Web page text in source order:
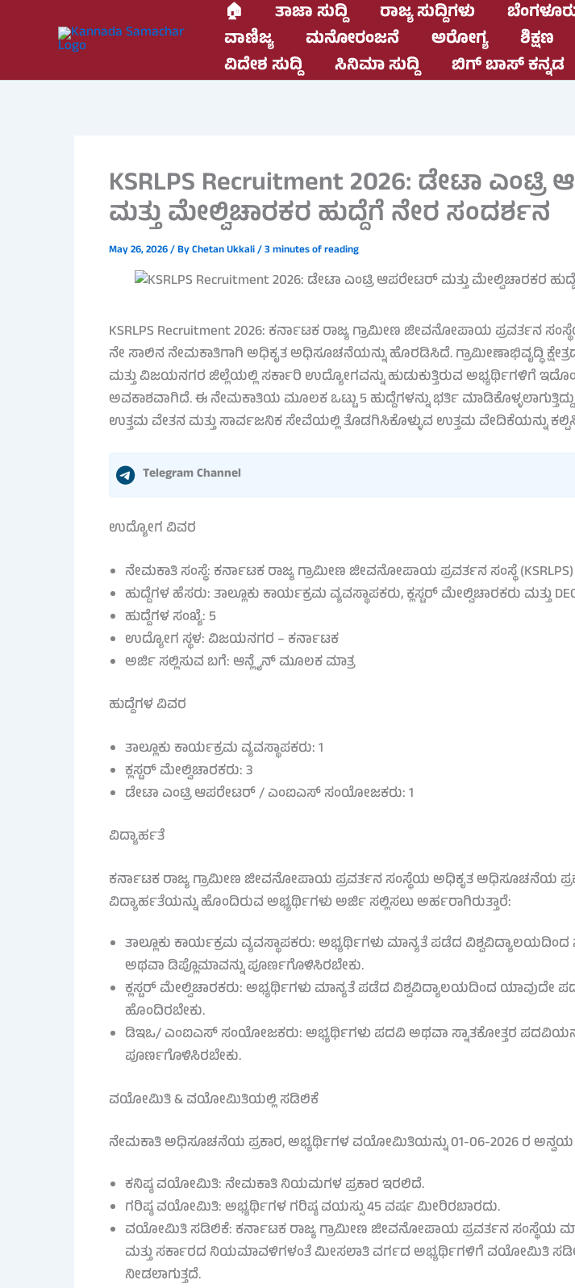
🏠 ತಾಜಾ ಸುದ್ದಿ ರಾಜ್ಯ ಸುದ್ದಿಗಳು
ವಾಣಿಜ್ಯ
ಮನೋರಂಜನೆ ಅರೋಗ್ಯ ಶಿಕ್ಷಣ
ವಿದೇಶ ಸುದ್ದಿ
ಸಿನಿಮಾ ಸುದ್ದಿ ಬಿಗ್ ಬಾಸ್ ಕನ್ನಡ
KSRLPS Recruitment 2026: ಡೇಟಾ
ಮತ್ತು ಮೇಲ್ವಿಚಾರಕರ ಹುದ್ದೆಗೆ ನೇರ ಸಂದರ್ಶನ
May 26, 2026/ ByChetan Ukkali/3 minutes of reading
KSRLPS Recruitment 2026: ಕರ್ನಾಟಕ ರಾಜ್ಯ ಗ್ರಾಮೀಣ ಜೀವನೋಪಾಯ ಪ್ರವರ್ತನ
ನೇ ಸಾಲಿನ ನೇಮಕಾತಿಗಾಗಿ ಅಧಿಕೃತ ಅಧಿಸೂಚನೆಯನ್ನು ಹೊರಡಿಸಿದೆ. ಗ್ರಾಮೀಣಾಭಿವೃದ್ಧಿ
ಮತ್ತು ವಿಜಯನಗರ ಜಿಲ್ಲೆಯಲ್ಲಿ ಸರ್ಕಾರಿ ಉದ್ಯೋಗವನ್ನು ಹುಡುಕುತ್ತಿರುವ ಅಭ್ಯರ್ಥಿಗಳಿಗೆ
ಅವಕಾಶವಾಗಿದೆ. ಈ ನೇಮಕಾತಿಯ ಮೂಲಕ ಒಟ್ಟು 5 ಹುದ್ದೆಗಳನ್ನು ಭರ್ತಿ
ಉತ್ತಮ ವೇತನ ಮತ್ತು ಸಾರ್ವಜನಿಕ ಸೇವೆಯಲ್ಲಿ ತೊಡಗಿಸಿಕೊಳ್ಳುವ ಉತ್ತಮ ವೇದಿಕೆಯನ್ನು
Telegram Channel
ಉದ್ಯೋಗ ವಿವರ
ನೇಮಕಾತಿ ಸಂಸ್ಥೆ: ಕರ್ನಾಟಕ ರಾಜ್ಯ ಗ್ರಾಮೀಣ ಜೀವನೋಪಾಯ ಪ್ರವರ್ತನ ಸಂಸ್ಥೆ (KSRLPS)
ಹುದ್ದೆಗಳ ಹೆಸರು: ತಾಲ್ಲೂಕು ಕಾರ್ಯಕ್ರಮ ವ್ಯವಸ್ಥಾಪಕರು, ಕ್ಲಸ್ಟರ್ ಮೇಲ್ವಿಚಾರಕರು ಮತ್ತು
ಹುದ್ದೆಗಳ ಸಂಖ್ಯೆ: 5
ಉದ್ಯೋಗ ಸ್ಥಳ: ವಿಜಯನಗರ – ಕರ್ನಾಟಕ
ಅರ್ಜಿ ಸಲ್ಲಿಸುವ ಬಗೆ: ಆನ್ಲೈನ್ ಮೂಲಕ ಮಾತ್ರ
ಹುದ್ದೆಗಳ ವಿವರ
ತಾಲ್ಲೂಕು ಕಾರ್ಯಕ್ರಮ ವ್ಯವಸ್ಥಾಪಕರು: 1
ಕ್ಲಸ್ಟರ್ ಮೇಲ್ವಿಚಾರಕರು: 3
ಡೇಟಾ ಎಂಟ್ರಿ ಆಪರೇಟರ್ / ಎಂಐಎಸ್ ಸಂಯೋಜಕರು: 1
ವಿದ್ಯಾರ್ಹತೆ
ಕರ್ನಾಟಕ ರಾಜ್ಯ ಗ್ರಾಮೀಣ ಜೀವನೋಪಾಯ ಪ್ರವರ್ತನ ಸಂಸ್ಥೆಯ ಅಧಿಕೃತ ಅಧಿಸೂಚನೆಯ
ವಿದ್ಯಾರ್ಹತೆಯನ್ನು ಹೊಂದಿರುವ ಅಭ್ಯರ್ಥಿಗಳು ಅರ್ಜಿ ಸಲ್ಲಿಸಲು ಅರ್ಹರಾಗಿರುತ್ತಾರೆ:
ತಾಲ್ಲೂಕು ಕಾರ್ಯಕ್ರಮ ವ್ಯವಸ್ಥಾಪಕರು: ಅಭ್ಯರ್ಥಿಗಳು ಮಾನ್ಯತೆ ಪಡೆದ ವಿಶ್ವವಿದ್ಯಾಲಯದಿಂದ
ಅಥವಾ ಡಿಪ್ಲೊಮಾವನ್ನು ಪೂರ್ಣಗೊಳಿಸಿರಬೇಕು.
ಕ್ಲಸ್ಟರ್ ಮೇಲ್ವಿಚಾರಕರು: ಅಭ್ಯರ್ಥಿಗಳು ಮಾನ್ಯತೆ ಪಡೆದ ವಿಶ್ವವಿದ್ಯಾಲಯದಿಂದ ಯಾವುದೇ
ಹೊಂದಿರಬೇಕು.
ಡಿಇಒ/ ಎಂಐಎಸ್ ಸಂಯೋಜಕರು: ಅಭ್ಯರ್ಥಿಗಳು ಪದವಿ ಅಥವಾ ಸ್ನಾತಕೋತ್ತರ
ಪೂರ್ಣಗೊಳಿಸಿರಬೇಕು.
ವಯೋಮಿತಿ & ವಯೋಮಿತಿಯಲ್ಲಿ ಸಡಿಲಿಕೆ
ನೇಮಕಾತಿ ಅಧಿಸೂಚನೆಯ ಪ್ರಕಾರ, ಅಭ್ಯರ್ಥಿಗಳ ವಯೋಮಿತಿಯನ್ನು 01-06-2026 ರ ಅನ್ವಯ
ಕನಿಷ್ಠ ವಯೋಮಿತಿ: ನೇಮಕಾತಿ ನಿಯಮಗಳ ಪ್ರಕಾರ ಇರಲಿದೆ.
ಗರಿಷ್ಠ ವಯೋಮಿತಿ: ಅಭ್ಯರ್ಥಿಗಳ ಗರಿಷ್ಠ ವಯಸ್ಸು 45 ವರ್ಷ ಮೀರಿರಬಾರದು.
ವಯೋಮಿತಿ ಸಡಿಲಿಕೆ: ಕರ್ನಾಟಕ ರಾಜ್ಯ ಗ್ರಾಮೀಣ ಜೀವನೋಪಾಯ ಪ್ರವರ್ತನ ಸಂಸ್ಥೆಯ
ಮತ್ತು ಸರ್ಕಾರದ ನಿಯಮಾವಳಿಗಳಂತೆ ಮೀಸಲಾತಿ ವರ್ಗದ ಅಭ್ಯರ್ಥಿಗಳಿಗೆ ವಯೋಮಿತಿ
ನೀಡಲಾಗುತ್ತದೆ.